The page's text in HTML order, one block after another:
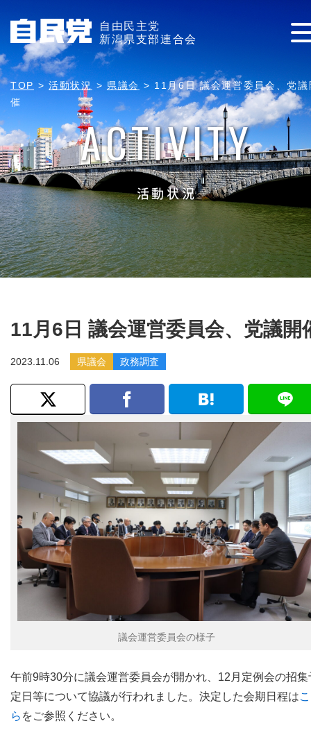
自由民主党
新潟県支部連合会
TOP >活動状況 > 県議会 >11月6日 議会運営委員会、党議
催
ACTIVITY
活動状況
11月6日 議会運営委員会、党議開
2023.11.06 県議会 政務調査
議会運営委員会の様子
午前9時30分に議会運営委員会が開かれ、12月定例会の招集
定日等について協議が行われました。決定した会期日程は
ら をご参照ください。